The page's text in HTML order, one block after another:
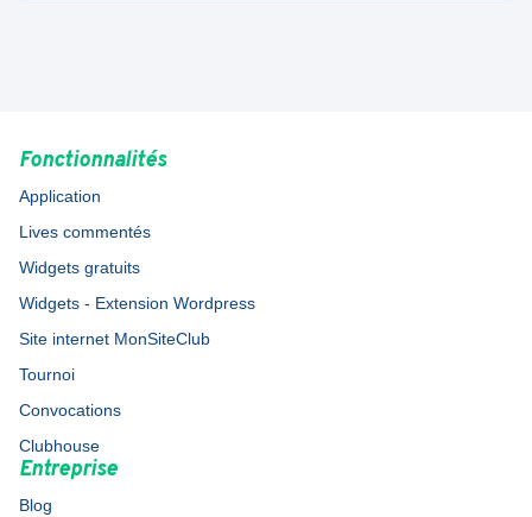
Fonctionnalités
Application
Lives commentés
Widgets gratuits
Widgets - Extension Wordpress
Site internet MonSiteClub
Tournoi
Convocations
Clubhouse
Entreprise
Blog